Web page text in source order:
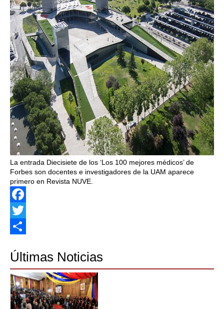
La entrada Diecisiete de los ‘Los 100 mejores médicos’ de
Forbes son docentes e investigadores de la UAM aparece
primero en Revista NUVE.
Facebook
Twitter
Últimas Noticias